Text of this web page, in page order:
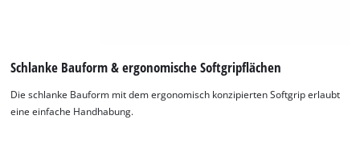
Schlanke Bauform & ergonomische Softgripflächen
Die schlanke Bauform mit dem ergonomisch konzipierten Softgrip erlaubt
eine einfache Handhabung.